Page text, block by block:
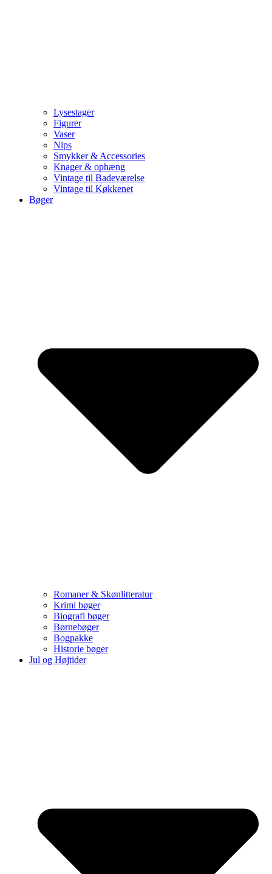
Lysestager
Figurer
Vaser
Nips
Smykker & Accessories
Knager & ophæng
Vintage til Badeværelse
Vintage til Køkkenet
Bøger
Romaner & Skønlitteratur
Krimi bøger
Biografi bøger
Børnebøger
Bogpakke
Historie bøger
Jul og Højtider